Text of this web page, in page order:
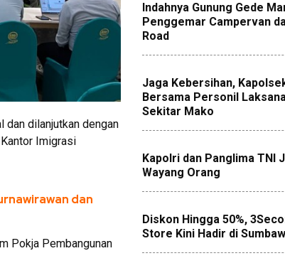
dan dilanjutkan dengan
Imigrasi
dan
Pokja Pembangunan
Indahnya Gunung Gede
Penggemar Campervan
Road
Jaga Kebersihan,
Bersama Personil
Sekitar Mako
Kapolri dan Panglima TNI
Wayang Orang
Diskon Hingga 50%,
Store Kini Hadir di